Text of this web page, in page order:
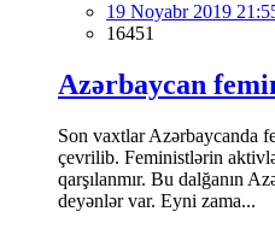
19 Noyabr 2019
16451
Azərbaycan
Son vaxtlar Azərbaycanda
çevrilib. Feministlərin
qarşılanmır. Bu dalğanın
deyənlər var. Eyni zama...